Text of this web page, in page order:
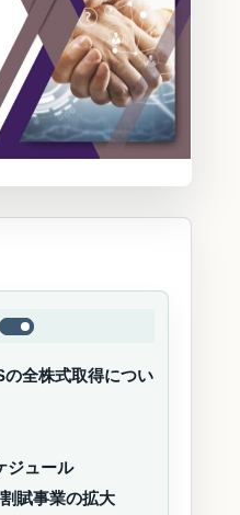
全株式取得につい
ジュール
賦事業の拡大